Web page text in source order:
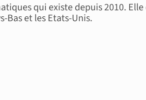
qui existe depuis 2010.
Bas et les Etats-Unis.